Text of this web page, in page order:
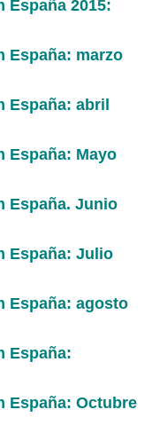
España 2015:
España: marzo
España: abril
España: Mayo
España. Junio
España: Julio
España: agosto
España:
España: Octubre